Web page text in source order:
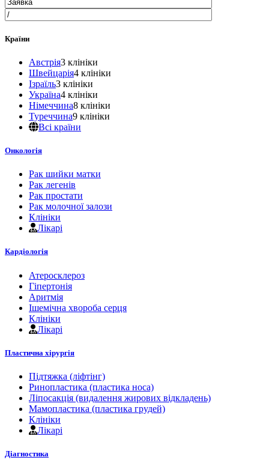
Країни
Австрія3 клініки
Швейцарія4 клініки
Ізраїль3 клініки
Україна4 клініки
Німеччина8 клініки
Туреччина9 клініки
Всі країни
Онкологія
Рак шийки матки
Рак легенів
Рак простати
Рак молочної залози
Клініки
Лікарі
Кардіологія
Атеросклероз
Гіпертонія
Аритмія
Ішемічна хвороба серця
Клініки
Лікарі
Пластична хірургія
Підтяжка (ліфтінг)
Ринопластика (пластика носа)
Ліпосакція (видалення жирових відкладень)
Мамопластика (пластика грудей)
Клініки
Лікарі
Діагностика